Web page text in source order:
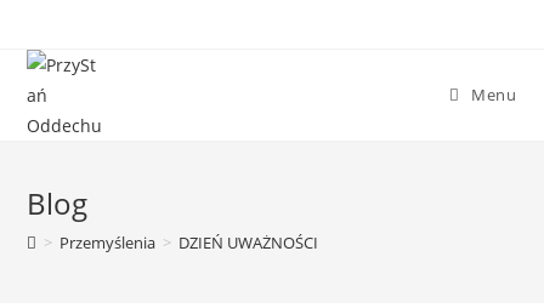
content
Menu
Blog
> Przemyślenia > DZIEŃ UWAŻNOŚCI